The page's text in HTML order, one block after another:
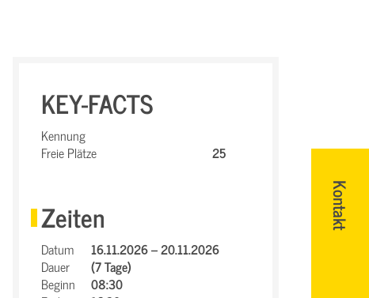
Kontakt
KEY-FACTS
Kennung
Freie Plätze
25
Zeiten
Datum
16.11.2026 – 20.11.2026
Dauer
(7 Tage)
Beginn
08:30